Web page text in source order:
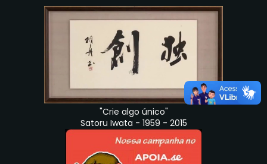
"Crie algo único"
Satoru Iwata - 1959 - 2015